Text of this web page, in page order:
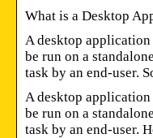
What is a Desktop
A desktop
be run on a
task by an end-user.
A desktop
be run on a
task by an end-user.